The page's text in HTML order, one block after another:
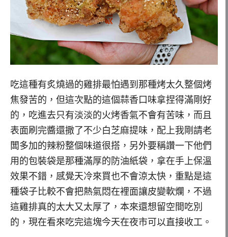
吃這種有炙燒過的雞排最怕遇到那種烤太久整個烤
焦發苦的，但這次點的這個蒜香口味拿捏得滿剛好
的，吃進去只有淡淡的火烤香氣不會有苦味，而且
表面刷完醬還撒了不少白芝麻提味，配上我剛請老
闆多加的辣粉整個味道很搭，另外要稱讚一下他們
用的包裝袋是那種滿厚的防油紙袋，拿在手上保溫
效果不錯，感覺天冷來買也不會涼太快，重點是這
種袋子比較不會把熱氣悶在裡面讓皮變軟爛，不過
這雞排真的太大又太厚了，本來還想留空間吃別
的，現在看來吃完這塊今天在夜市可以直接收工。